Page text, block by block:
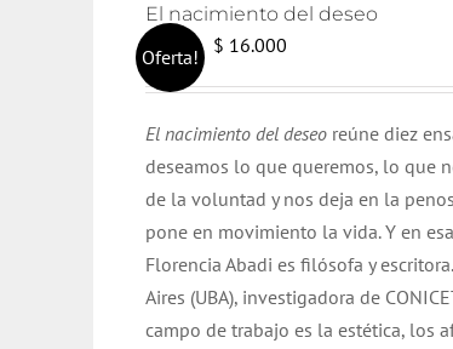
Oferta!
El nacimiento del deseo
$ 17.000 El
era:
$ 17.000.
$ 16.000
es:
$ 16.000.
El nacimiento del deseo reúne diez
deseamos lo que queremos, lo que
de la voluntad y nos deja en la
pone en movimiento la vida. Y en
Florencia Abadi es filósofa y escritora.
Aires (UBA), investigadora de
campo de trabajo es la estética, los